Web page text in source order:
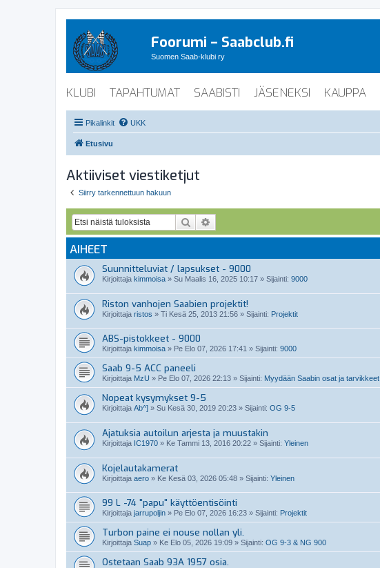
Foorumi – Saabclub.fi
Suomen Saab-klubi ry
KLUBI TAPAHTUMAT SAABISTI JÄSENEKSI KAUPPA
Pikalinkit UKK
Etusivu
Aktiiviset viestiketjut
Siirry tarkennettuun hakuun
Etsi
AIHEET
Suunnitteluviat / lapsukset - 9000
Kirjoittaja kimmoisa » Su Maalis 16, 2025 10:17 » Sijainti: 9000
Riston vanhojen Saabien projektit!
Kirjoittaja ristos » Ti Kesä 25, 2013 21:56 » Sijainti: Projektit
ABS-pistokkeet - 9000
Kirjoittaja kimmoisa » Pe Elo 07, 2026 17:41 » Sijainti: 9000
Saab 9-5 ACC paneeli
Kirjoittaja MzU » Pe Elo 07, 2026 22:13 » Sijainti: Myydään Saabin osat ja tarvikkeet
Nopeat kysymykset 9-5
Kirjoittaja Ab^] » Su Kesä 30, 2019 20:23 » Sijainti: OG 9-5
Ajatuksia autoilun arjesta ja muustakin
Kirjoittaja IC1970 » Ke Tammi 13, 2016 20:22 » Sijainti: Yleinen
Kojelautakamerat
Kirjoittaja aero » Ke Kesä 03, 2026 05:48 » Sijainti: Yleinen
99 L -74 "papu" käyttöentisöinti
Kirjoittaja jarrupoljin » Pe Elo 07, 2026 16:23 » Sijainti: Projektit
Turbon paine ei nouse nollan yli.
Kirjoittaja Suap » Ke Elo 05, 2026 19:09 » Sijainti: OG 9-3 & NG 900
Ostetaan Saab 93A 1957 osia.